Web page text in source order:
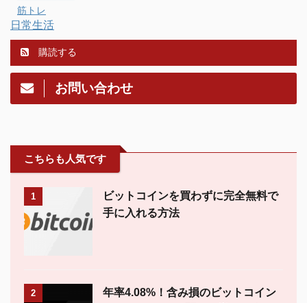
筋トレ
日常生活
購読する
お問い合わせ
こちらも人気です
1
ビットコインを買わずに完全無料で
手に入れる方法
2
年率4.08%！含み損のビットコイン